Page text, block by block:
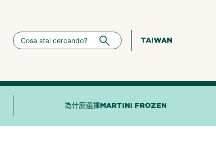
TAIWAN
為什麼選擇MARTINI FROZEN